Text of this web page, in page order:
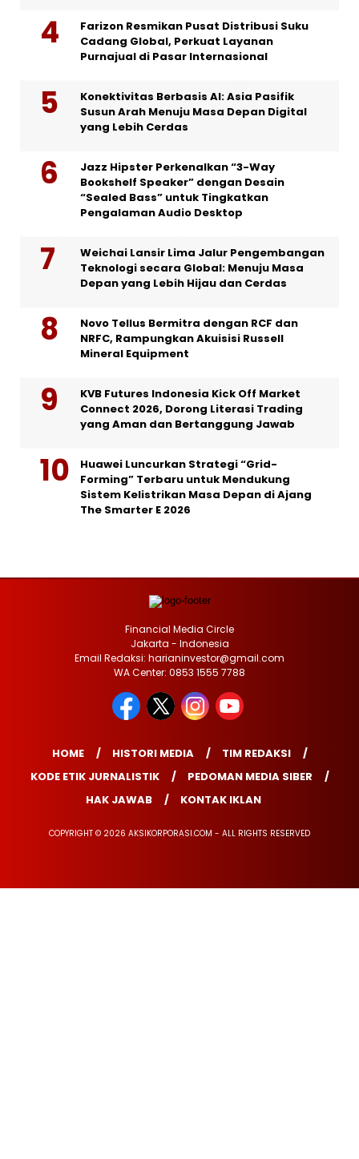
Farizon Resmikan Pusat Distribusi Suku
Cadang Global, Perkuat Layanan
Purnajual di Pasar Internasional
Konektivitas Berbasis AI: Asia Pasifik
Susun Arah Menuju Masa Depan Digital
yang Lebih Cerdas
Jazz Hipster Perkenalkan “3-Way
Bookshelf Speaker” dengan Desain
“Sealed Bass” untuk Tingkatkan
Pengalaman Audio Desktop
Weichai Lansir Lima Jalur Pengembangan
Teknologi secara Global: Menuju Masa
Depan yang Lebih Hijau dan Cerdas
Novo Tellus Bermitra dengan RCF dan
NRFC, Rampungkan Akuisisi Russell
Mineral Equipment
KVB Futures Indonesia Kick Off Market
Connect 2026, Dorong Literasi Trading
yang Aman dan Bertanggung Jawab
Huawei Luncurkan Strategi “Grid-
Forming” Terbaru untuk Mendukung
Sistem Kelistrikan Masa Depan di Ajang
The Smarter E 2026
Financial Media Circle
Jakarta - Indonesia
Email Redaksi: harianinvestor@gmail.com
WA Center: 0853 1555 7788
HOME HISTORI MEDIA
TIM REDAKSI
KODE ETIK JURNALISTIK
PEDOMAN MEDIA SIBER
HAK JAWAB
KONTAK IKLAN
COPYRIGHT © 2026 AKSIKORPORASI.COM - ALL RIGHTS RESERVED